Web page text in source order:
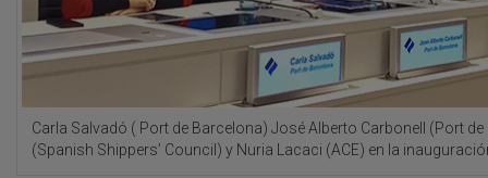
Carla Salvadó ( Port de Barcelona) José Alberto Carbonell (Port
(Spanish Shippers’ Council) y Nuria Lacaci (ACE) en la